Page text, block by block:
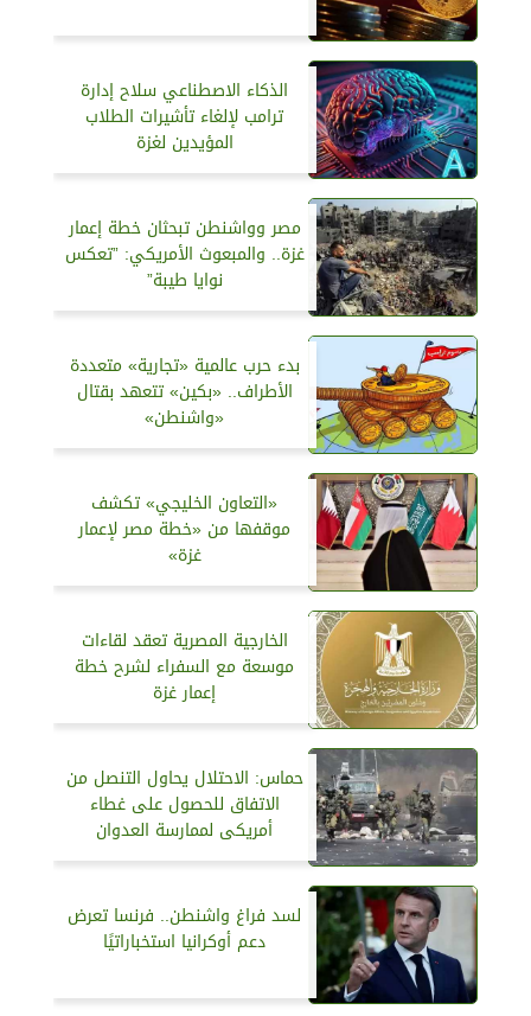
الذكاء الاصطناعي سلاح إدارة
ترامب لإلغاء تأشيرات الطلاب
المؤيدين لغزة
مصر وواشنطن تبحثان خطة إعمار
غزة.. والمبعوث الأمريكي: ”تعكس
نوايا طيبة”
بدء حرب عالمية «تجارية» متعددة
الأطراف.. «بكين» تتعهد بقتال
«واشنطن»
«التعاون الخليجي» تكشف
موقفها من «خطة مصر لإعمار
غزة»
الخارجية المصرية تعقد لقاءات
موسعة مع السفراء لشرح خطة
إعمار غزة
حماس: الاحتلال يحاول التنصل من
الاتفاق للحصول على غطاء
أمريكى لممارسة العدوان
لسد فراغ واشنطن.. فرنسا تعرض
دعم أوكرانيا استخباراتيًا